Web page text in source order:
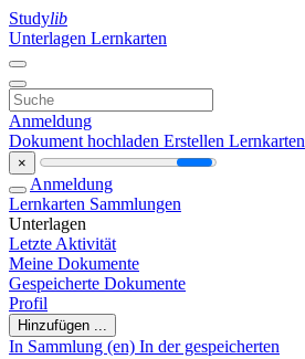
Studylib
Unterlagen Lernkarten
Anmeldung
Dokument hochladen Erstellen Lernkarten
×
Anmeldung
Lernkarten Sammlungen
Unterlagen
Letzte Aktivität
Meine Dokumente
Gespeicherte Dokumente
Profil
Hinzufügen ...
In Sammlung (en) In der gespeicherten